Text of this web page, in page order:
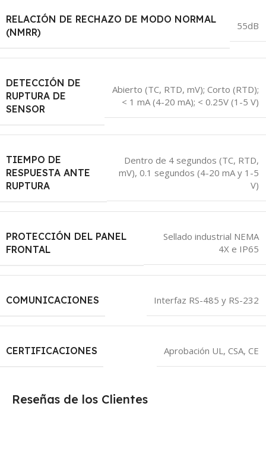
RELACIÓN DE RECHAZO DE MODO NORMAL
(NMRR)
55dB
DETECCIÓN DE
RUPTURA DE
SENSOR
Abierto (TC, RTD, mV); Corto (RTD);
< 1 mA (4-20 mA); < 0.25V (1-5 V)
TIEMPO DE
RESPUESTA ANTE
RUPTURA
Dentro de 4 segundos (TC, RTD,
mV), 0.1 segundos (4-20 mA y 1-5
V)
PROTECCIÓN DEL PANEL
FRONTAL
Sellado industrial NEMA
4X e IP65
COMUNICACIONES Interfaz RS-485 y RS-232
CERTIFICACIONES Aprobación UL, CSA, CE
Reseñas de los Clientes